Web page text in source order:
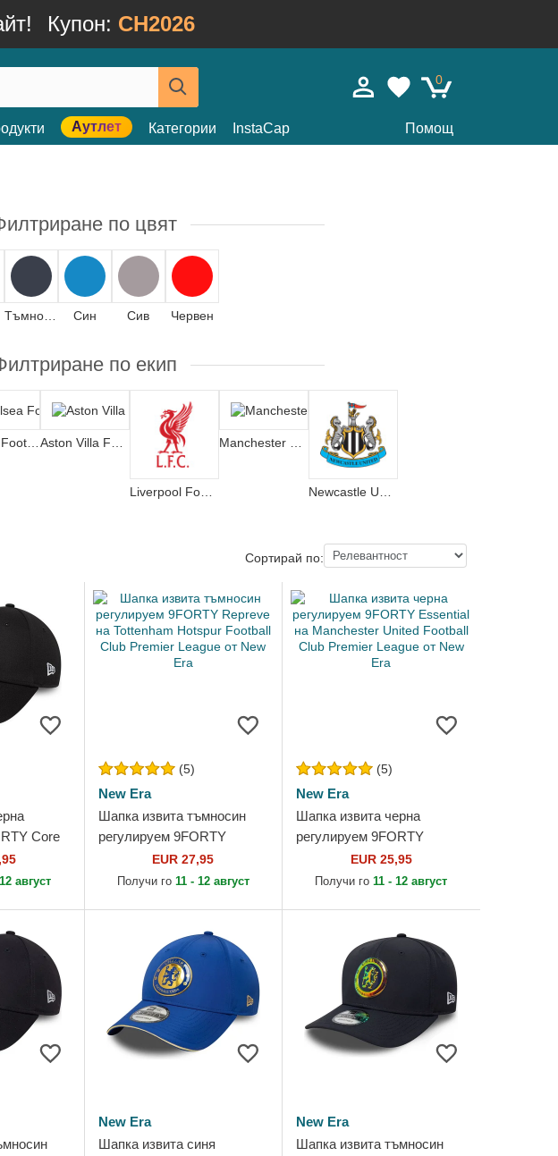
Купон: CH2026
0
Аутлет Категории InstaCap Помощ
по цвят
Тъмносин Син Сив Червен
по екип
Chelsea Football Club Aston Villa Football Club
Liverpool Football Club
Manchester City Football Club
Сортирай по:
Core
Club
New Era
август
(5)
New Era
Шапка извита тъмносин
регулируем 9FORTY
Repreve на Tottenham
Hotspur Football Club
EUR 27,95
Получи го 11 - 12 август
(5)
New Era
Шапка извита черна
регулируем 9FORTY
Essential на Manchester
United Football Club Premier
EUR 25,95
Получи го11 - 12 август
New Era
Шапка извита синя
New Era
Шапка извита тъмносин